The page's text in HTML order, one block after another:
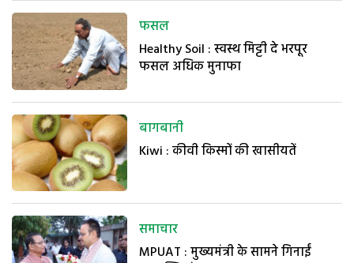
फसल
Healthy Soil : स्वस्थ मिट्टी दे भरपूर
फसल अधिक मुनाफा
बागबानी
Kiwi : कीवी किस्मों की खासीयतें
समाचार
MPUAT : मुख्यमंत्री के सामने गिनाईं